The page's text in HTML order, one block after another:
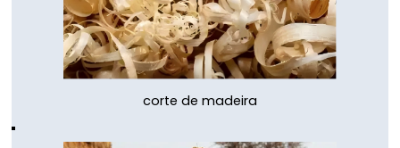
corte de madeira